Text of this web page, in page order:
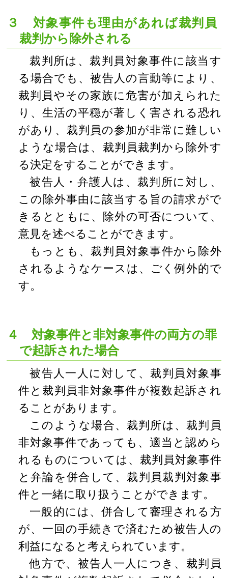
３ 対象事件も理由があれば裁判員
裁判から除外される
裁判所は、裁判員対象事件に該当す
る場合でも、被告人の言動等により、
裁判員やその家族に危害が加えられた
り、生活の平穏が著しく害される恐れ
があり、裁判員の参加が非常に難しい
ような場合は、裁判員裁判から除外す
る決定をすることができます。
被告人・弁護人は、裁判所に対し、
この除外事由に該当する旨の請求がで
きるとともに、除外の可否について、
意見を述べることができます。
もっとも、裁判員対象事件から除外
されるようなケースは、ごく例外的で
す。
４ 対象事件と非対象事件の両方の罪
で起訴された場合
被告人一人に対して、裁判員対象事
件と裁判員非対象事件が複数起訴され
ることがあります。
このような場合、裁判所は、裁判員
非対象事件であっても、適当と認めら
れるものについては、裁判員対象事件
と弁論を併合して、裁判員裁判対象事
件と一緒に取り扱うことができます。
一般的には、併合して審理される方
が、一回の手続きで済むため被告人の
利益になると考えられています。
他方で、被告人一人につき、裁判員